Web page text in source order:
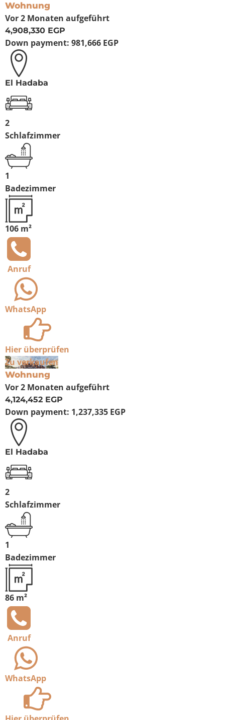
Wohnung
Vor 2 Monaten aufgeführt
4,908,330 EGP
Down payment: 981,666 EGP
El Hadaba
2
Schlafzimmer
1
Badezimmer
106 m²
Anruf
WhatsApp
Hier überprüfen
Zu verkaufen
Wohnung
Vor 2 Monaten aufgeführt
4,124,452 EGP
Down payment: 1,237,335 EGP
El Hadaba
2
Schlafzimmer
1
Badezimmer
86 m²
Anruf
WhatsApp